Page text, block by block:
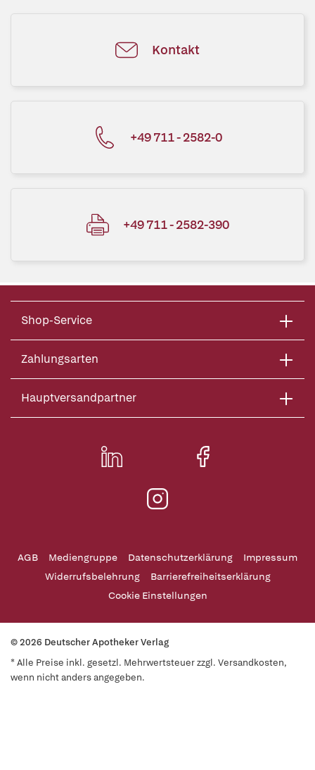
Kontakt
+49 711 - 2582-0
+49 711 - 2582-390
Shop-Service
Zahlungsarten
Hauptversandpartner
AGB Mediengruppe Datenschutzerklärung
Impressum
Widerrufsbelehrung
Barrierefreiheitserklärung
Cookie Einstellungen
© 2026 Deutscher Apotheker Verlag
* Alle Preise inkl. gesetzl. Mehrwertsteuer zzgl. Versandkosten,
wenn nicht anders angegeben.